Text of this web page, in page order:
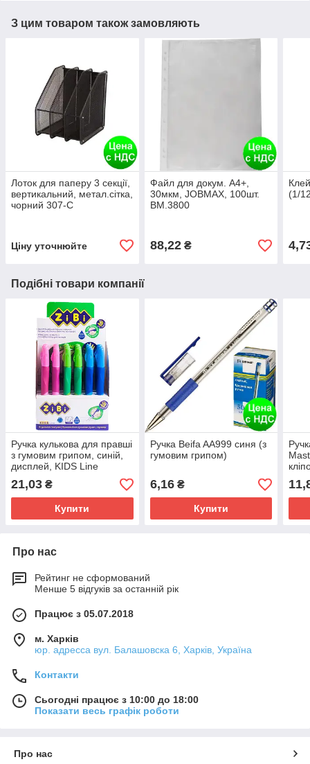
З цим товаром також замовляють
Лоток для паперу 3 секції,
вертикальний, метал.сітка,
чорний 307-C
Ціну уточнюйте
Файл для докум. А4+,
30мкм, JOBMAX, 100шт.
BM.3800
88,22₴
(1/
Подібні товари компанії
Ручка кулькова для правші
з гумовим грипом, синій,
дисплей, KIDS Line
21,03 ₴
Купити
Ручка Beifa AA999 синя (з
гумовим грипом)
6,16₴
Купити
Про нас
Рейтинг не сформований
Менше 5 відгуків за останній рік
Працює з 05.07.2018
м. Харків
юр. адресса вул. Балашовска 6, Харків, Україна
Контакти
Сьогодні працює з 10:00 до 18:00
Показати весь графік роботи
Про нас